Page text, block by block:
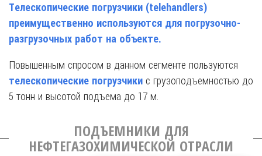
Телескопические погрузчики (telehandlers)
преимущественно используются для погрузочно-
разгрузочных работ на объекте.
Повышенным спросом в данном сегменте пользуются
телескопические погрузчики с грузоподъемностью до
5 тонн и высотой подъема до 17 м.
ПОДЪЕМНИКИ ДЛЯ
НЕФТЕГАЗОХИМИЧЕСКОЙ ОТРАСЛИ